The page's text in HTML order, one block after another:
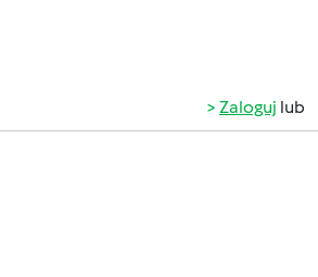
Zaloguj lub